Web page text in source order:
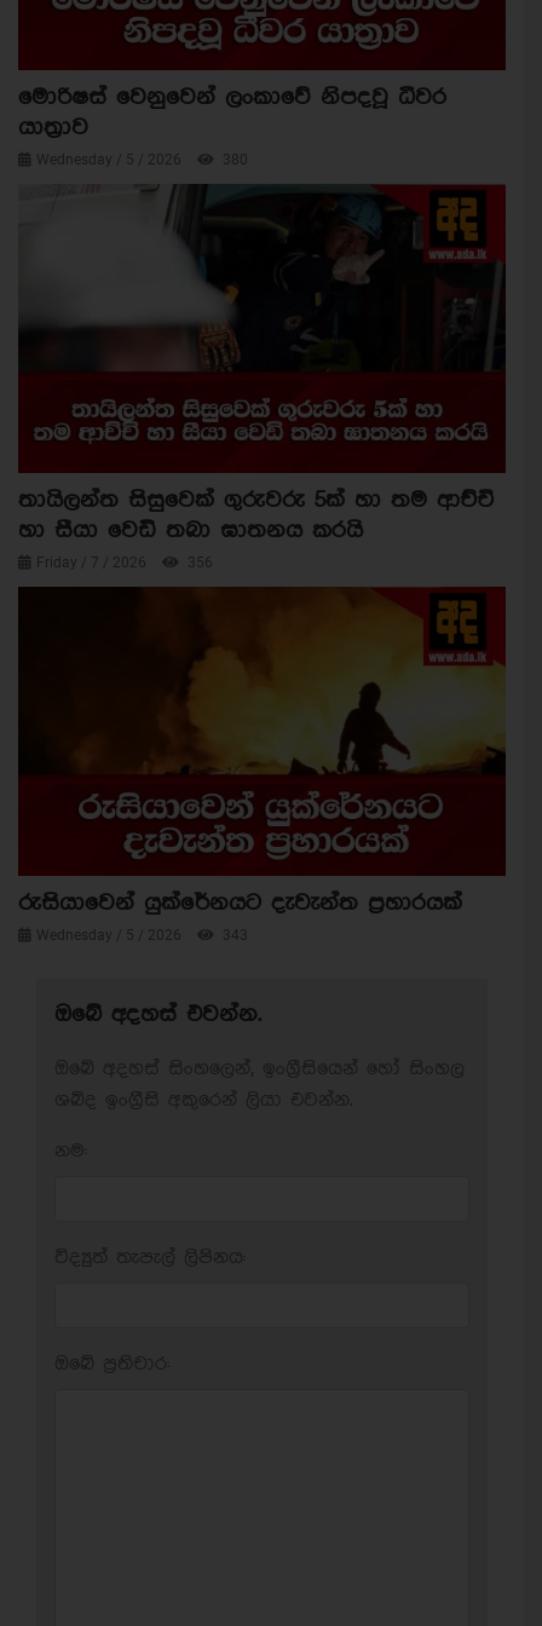
මොරිෂස් වෙනුවෙන් ලංකාවේ නිපදවූ ධීවර
යාත්‍රාව
Wednesday / 5 / 2026 380
තායිලන්ත සිසුවෙක් ගුරුවරු 5ක් හා තම ආච්චි
හා සීයා වෙඩි තබා ඝාතනය කරයි
Friday / 7 / 2026 356
රුසියාවෙන් යුක්රේනයට දැවැන්ත ප්‍රහාරයක්
Wednesday / 5 / 2026 343
ඔබේ අදහස් එවන්න.